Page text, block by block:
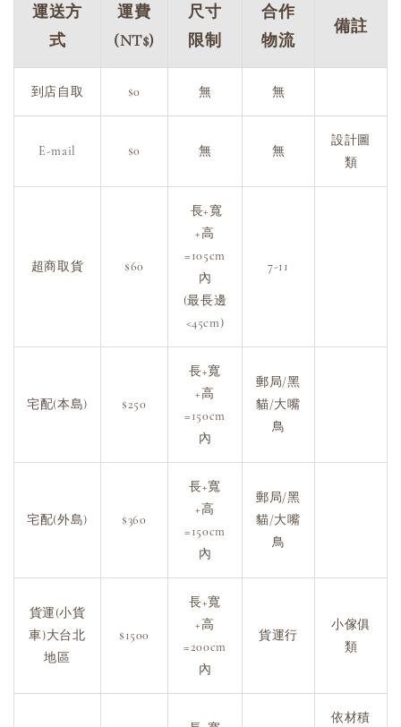
運送方
式
運費
(NT$)
尺寸
限制
合作
物流
備註
到店自取 $0 無 無
E-mail $0 無 無
設計圖
類
超商取貨 $60
長+寬
+高
=105cm
內
(最長邊
<45cm)
7-11
宅配(本島) $250
長+寬
+高
=150cm
內
郵局/黑
貓/大嘴
鳥
宅配(外島) $360
長+寬
+高
=150cm
內
郵局/黑
貓/大嘴
鳥
貨運(小貨
車)大台北
地區
$1500
長+寬
+高
=200cm
內
貨運行
小傢俱
類
依材積